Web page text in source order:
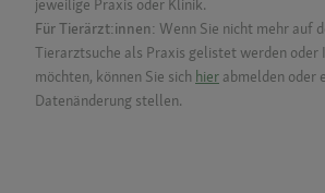
jeweilige Praxis oder Klinik.
Für Tierärzt:innen: Wenn Sie nicht mehr auf
Tierarztsuche als Praxis gelistet werden oder
möchten, können Sie sich hier abmelden oder
Datenänderung stellen.